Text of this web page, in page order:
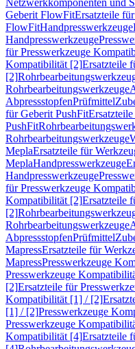
Netzwerkkomponenten und
Geberit FlowFitErsatzteile
FlowFitHandpresswerkzeuge
Handpresswerkzeuge
für Presswerkzeuge
Kompatibilität [2]Ersatzteile
[2]
Rohrbearbeitungswerkzeuge
AbpressstopfenPrüfmittel
für Geberit PushFit
PushFit
Rohrbearbeitungswerkzeuge
MeplaErsatzteile für
MeplaHandpresswerkzeuge
Handpresswerkzeuge
für Presswerkzeuge
Kompatibilität [2]Ersatzteile
[2]
Rohrbearbeitungswerkzeuge
AbpressstopfenPrüfmittel
MapressErsatzteile für
MapressPresswerkzeuge
Presswerkzeuge
[2]Ersatzteile für
Kompatibilität [1] / [2]
[1] / [2]Presswerkzeuge
Presswerkzeuge
Kompatibilität [4]Ersatzteile